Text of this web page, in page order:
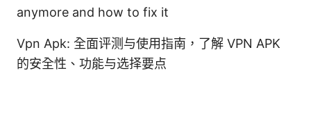
anymore and how to fix it
Vpn Apk: 全面评测与使用指南，了解 VPN APK
的安全性、功能与选择要点